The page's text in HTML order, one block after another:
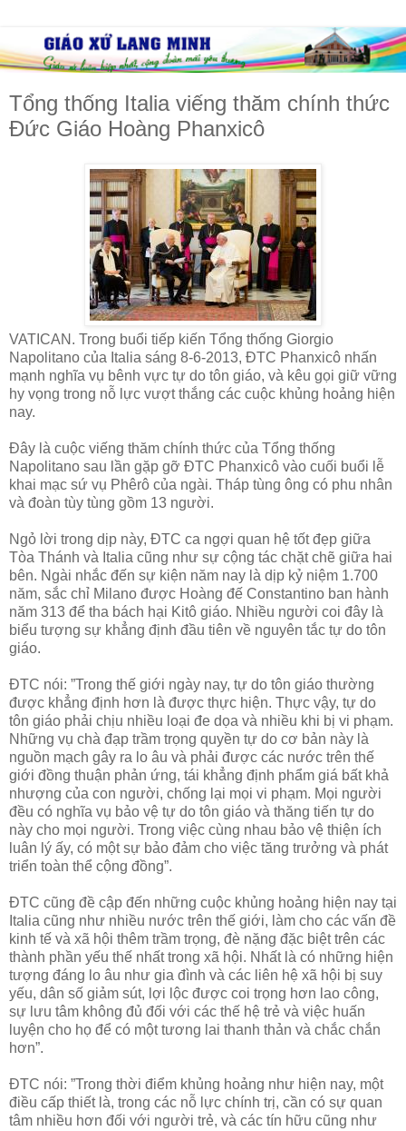
Tổng thống Italia viếng thăm chính thức
Đức Giáo Hoàng Phanxicô
VATICAN. Trong buổi tiếp kiến Tổng thống Giorgio
Napolitano của Italia sáng 8-6-2013, ĐTC Phanxicô nhấn
mạnh nghĩa vụ bênh vực tự do tôn giáo, và kêu gọi giữ vững
hy vọng trong nỗ lực vượt thắng các cuộc khủng hoảng hiện
nay.
Đây là cuộc viếng thăm chính thức của Tổng thống
Napolitano sau lần gặp gỡ ĐTC Phanxicô vào cuối buổi lễ
khai mạc sứ vụ Phêrô của ngài. Tháp tùng ông có phu nhân
và đoàn tùy tùng gồm 13 người.
Ngỏ lời trong dịp này, ĐTC ca ngợi quan hệ tốt đẹp giữa
Tòa Thánh và Italia cũng như sự cộng tác chặt chẽ giữa hai
bên. Ngài nhắc đến sự kiện năm nay là dịp kỷ niệm 1.700
năm, sắc chỉ Milano được Hoàng đế Constantino ban hành
năm 313 để tha bách hại Kitô giáo. Nhiều người coi đây là
biểu tượng sự khẳng định đầu tiên về nguyên tắc tự do tôn
giáo.
ĐTC nói: ”Trong thế giới ngày nay, tự do tôn giáo thường
được khẳng định hơn là được thực hiện. Thực vậy, tự do
tôn giáo phải chịu nhiều loại đe dọa và nhiều khi bị vi phạm.
Những vụ chà đạp trầm trọng quyền tự do cơ bản này là
nguồn mạch gây ra lo âu và phải được các nước trên thế
giới đồng thuận phản ứng, tái khẳng định phẩm giá bất khả
nhượng của con người, chống lại mọi vi phạm. Mọi người
đều có nghĩa vụ bảo vệ tự do tôn giáo và thăng tiến tự do
này cho mọi người. Trong việc cùng nhau bảo vệ thiện ích
luân lý ấy, có một sự bảo đảm cho việc tăng trưởng và phát
triển toàn thể cộng đồng”.
ĐTC cũng đề cập đến những cuộc khủng hoảng hiện nay tại
Italia cũng như nhiều nước trên thế giới, làm cho các vấn đề
kinh tế và xã hội thêm trầm trọng, đè nặng đặc biệt trên các
thành phần yếu thế nhất trong xã hội. Nhất là có những hiện
tượng đáng lo âu như gia đình và các liên hệ xã hội bị suy
yếu, dân số giảm sút, lợi lộc được coi trọng hơn lao công,
sự lưu tâm không đủ đối với các thế hệ trẻ và việc huấn
luyện cho họ để có một tương lai thanh thản và chắc chắn
hơn”.
ĐTC nói: ”Trong thời điểm khủng hoảng như hiện nay, một
điều cấp thiết là, trong các nỗ lực chính trị, cần có sự quan
tâm nhiều hơn đối với người trẻ, và các tín hữu cũng như